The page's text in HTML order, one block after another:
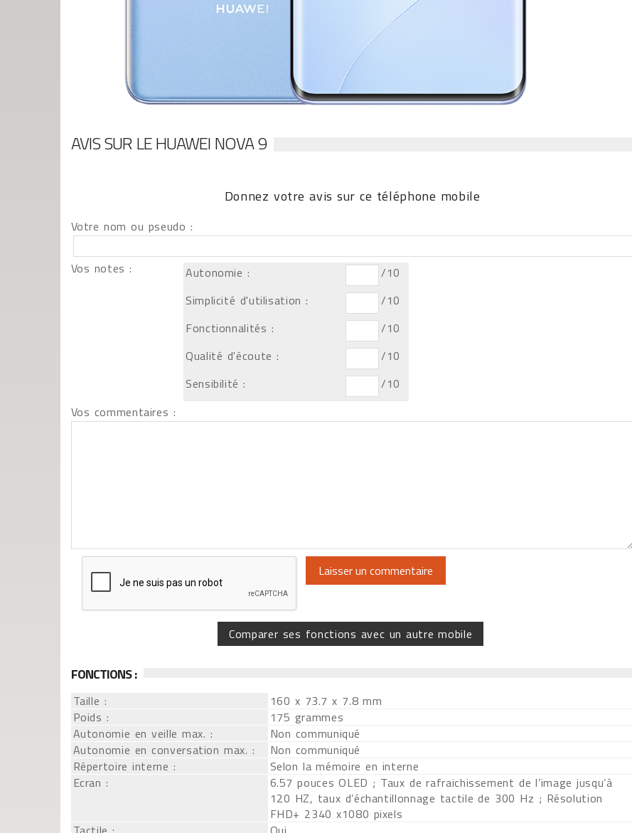
AVIS SUR LE HUAWEI NOVA 9
Donnez votre avis sur ce téléphone mobile
Votre nom ou pseudo :
Vos notes : Autonomie :
/10
Simplicité d'utilisation :
/10
Fonctionnalités :
/10
Qualité d'écoute :
/10
Sensibilité :
/10
Vos commentaires :
Comparer ses fonctions avec un autre mobile
FONCTIONS :
Taille :
160 x 73.7 x 7.8 mm
Poids :
175 grammes
Autonomie en veille max. :
Non communiqué
Autonomie en conversation max. :
Non communiqué
Répertoire interne :
Selon la mémoire en interne
Ecran :
6.57 pouces OLED ; Taux de rafraichissement de l’image jusqu’à
120 HZ, taux d’échantillonnage tactile de 300 Hz ; Résolution
FHD+ 2340 x1080 pixels